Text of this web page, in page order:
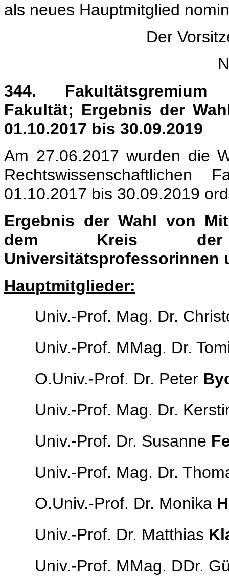
als neues Hauptmitglied
Der
344.
Fakultät; Ergebnis der
01.10.2017 bis 30.09.2019
Am 27.06.2017 wurden die
Rechtswissenschaftlichen
01.10.2017 bis 30.09.2019
Ergebnis der Wahl von
dem Kreis der
Universitätsprofessorinnen
Hauptmitglieder:
Univ.-Prof. Mag. Dr.
Univ.-Prof. MMag. Dr.
O.Univ.-Prof. Dr. Peter
Univ.-Prof. Mag. Dr.
Univ.-Prof. Dr. Susanne
Univ.-Prof. Mag. Dr.
O.Univ.-Prof. Dr. Monika
Univ.-Prof. Dr. Matthias
Univ.-Prof. MMag. DDr.